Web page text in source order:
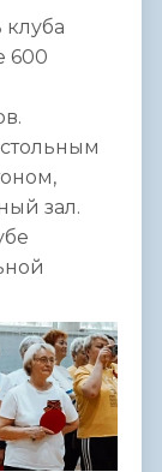
600
зал.